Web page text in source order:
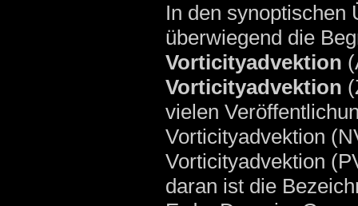
In den synoptischen
überwiegend die
Vorticityadvektion
Vorticityadvektion
vielen
Vorticityadvektion
Vorticityadvektion
daran ist die